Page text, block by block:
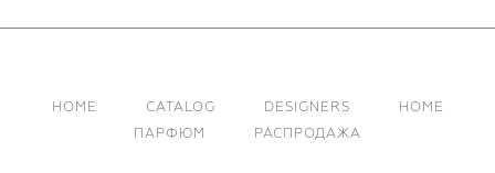
HOME CATALOG DESIGNERS
HOME
ПАРФЮМ
РАСПРОДАЖА